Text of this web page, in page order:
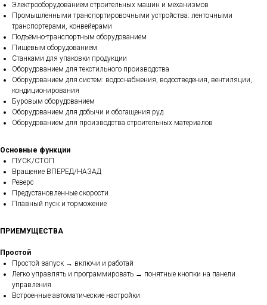
Электрооборудованием строительных машин и механизмов
Промышленными транспортировочными устройства: ленточными
транспортерами, конвейерами
Подъёмно-транспортным оборудованием
Пищевым оборудованием
Станками для упаковки продукции
Оборудованием для текстильного производства
Оборудованием для систем: водоснабжения, водоотведения, вентиляции,
кондиционирования
Буровым оборудованием
Оборудованием для добычи и обогащения руд
Оборудованием для производства строительных материалов
Основные функции
ПУСК/СТОП
Вращение ВПЕРЕД/НАЗАД
Реверс
Предустановленные скорости
Плавный пуск и торможение
ПРИЕМУЩЕСТВА
Простой
Простой запуск → включи и работай
Легко управлять и программировать → понятные кнопки на панели
управления
Встроенные автоматические настройки